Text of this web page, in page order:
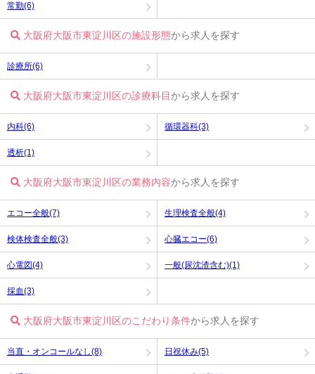
常勤(6)
大阪府大阪市東淀川区の施設形態から求人を探す
診療所(6)
大阪府大阪市東淀川区の診療科目から求人を探す
内科(6) 循環器科(3)
透析(1)
大阪府大阪市東淀川区の業務内容から求人を探す
エコー全般(7) 生理検査全般(4)
検体検査全般(3) 心臓エコー(6)
心電図(4) 一般(尿沈渣含む)(1)
採血(3)
大阪府大阪市東淀川区のこだわり条件から求人を探す
当直・オンコールなし(8) 日祝休み(5)